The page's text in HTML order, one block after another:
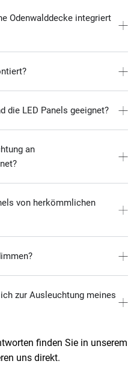
Odenwalddecke integriert
die LED Panels geeignet?
an
von herkömmlichen
zur Ausleuchtung meines
finden Sie in unserem
uns direkt.